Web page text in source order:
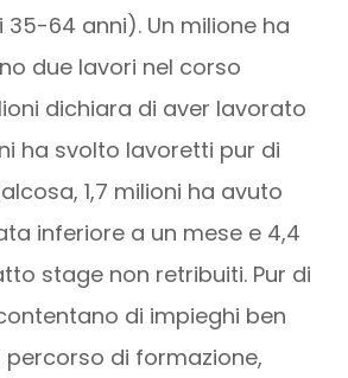
35-64 anni). Un milione ha
due lavori nel corso
dichiara di aver lavorato
ha svolto lavoretti pur di
1,7 milioni ha avuto
inferiore a un mese e 4,4
stage non retribuiti. Pur di
di impieghi ben
di formazione,